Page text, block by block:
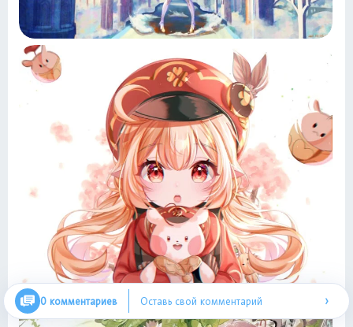
0 комментариев Оставь свой комментарий ›